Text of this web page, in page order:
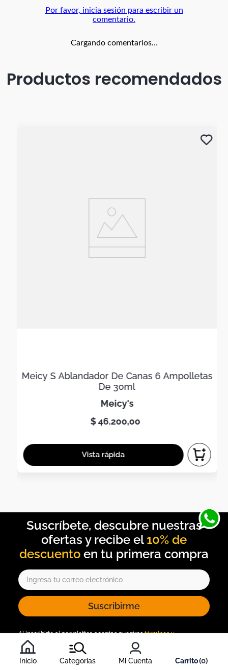
Inicio Categorias Mi Cuenta 0
Por favor, inicia sesión para escribir un
comentario.
Cargando comentarios…
Productos recomendados
Meicy S Ablandador De Canas 6 Ampolletas
De 30ml
meicy's
$46.200,00
10% de
descuento
Suscribirme
Al inscribirte al newsletter, aceptas nuestrostérminos y
condiciones
, y nuestra política de tratamiento de información